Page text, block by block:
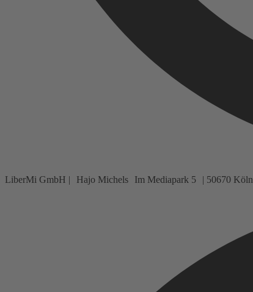
LiberMi GmbH | Hajo Michels Im Mediapark 5 | 50670 Köln